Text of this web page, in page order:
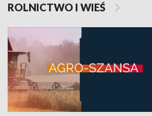
ROLNICTWO I WIEŚ